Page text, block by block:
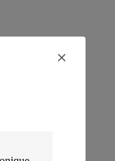
du fil